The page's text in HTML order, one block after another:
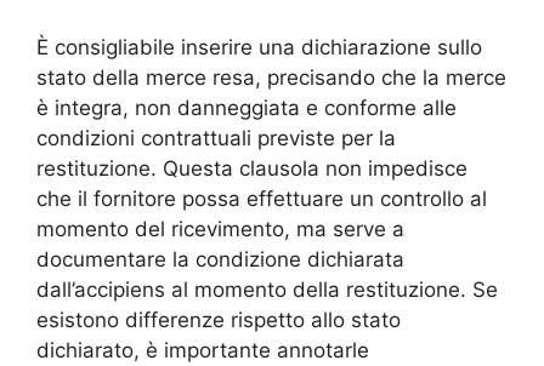
È consigliabile inserire una dichiarazione sullo
stato della merce resa, precisando che la merce
è integra, non danneggiata e conforme alle
condizioni contrattuali previste per la
restituzione. Questa clausola non impedisce
che il fornitore possa effettuare un controllo al
momento del ricevimento, ma serve a
documentare la condizione dichiarata
dall’accipiens al momento della restituzione. Se
esistono differenze rispetto allo stato
dichiarato, è importante annotarle